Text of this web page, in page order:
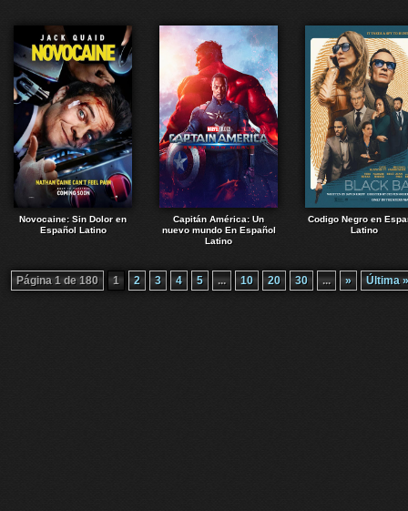
Novocaine: Sin Dolor en
Español Latino
Capitán América: Un
nuevo mundo En Español
Latino
Codigo Negro en
Latino
Página 1 de 180 1 2 3 4 5 ... 10 20 30 ... » Última »